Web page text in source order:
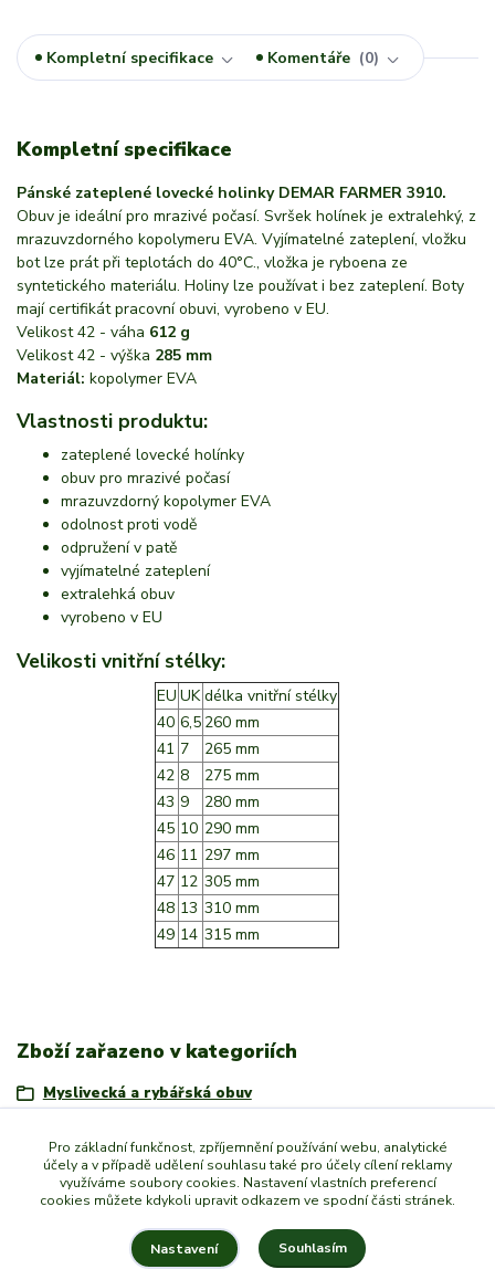
Kompletní specifikace Komentáře 0
Kompletní specifikace
Pánské zateplené lovecké holinky DEMAR FARMER 3910.
Obuv je ideální pro mrazivé počasí. Svršek holínek je extralehký, z
mrazuvzdorného kopolymeru EVA. Vyjímatelné zateplení, vložku
bot lze prát při teplotách do 40°C., vložka je ryboena ze
syntetického materiálu. Holiny lze používat i bez zateplení. Boty
mají certifikát pracovní obuvi, vyrobeno v EU.
Velikost 42 - váha 612 g
Velikost 42 - výška 285 mm
Materiál: kopolymer EVA
Vlastnosti produktu:
zateplené lovecké holínky
obuv pro mrazivé počasí
mrazuvzdorný kopolymer EVA
odolnost proti vodě
odpružení v patě
vyjímatelné zateplení
extralehká obuv
vyrobeno v EU
Velikosti vnitřní stélky:
EU UK délka vnitřní stélky
40 6,5 260 mm
41 7
265 mm
42 8
275 mm
43 9
280 mm
45 10 290 mm
46 11 297 mm
47 12 305 mm
48 13 310 mm
49 14 315 mm
Zboží zařazeno v kategoriích
Myslivecká a rybářská obuv
PÁNI
DÁMY
Pro základní funkčnost, zpříjemnění používání webu, analytické
účely a v případě udělení souhlasu také pro účely cílení reklamy
využíváme soubory cookies. Nastavení vlastních preferencí
cookies můžete kdykoli upravit odkazem ve spodní části stránek.
Nastavení Souhlasím